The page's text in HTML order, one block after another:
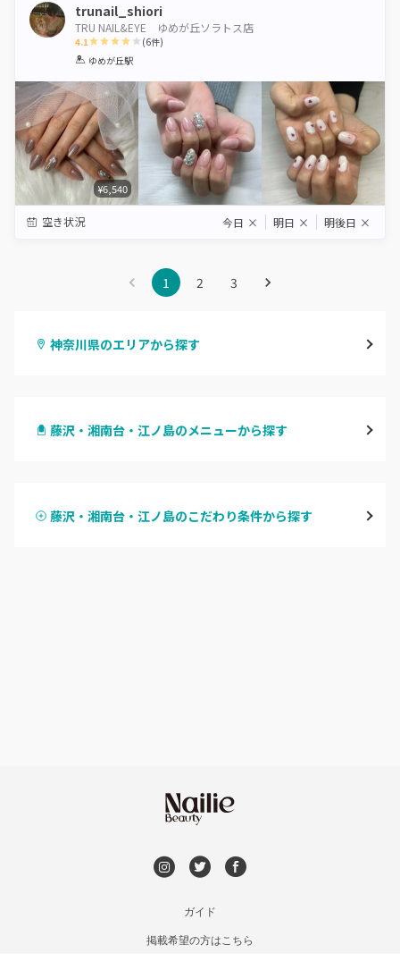
trunail_shiori
TRU NAIL&EYE ゆめが丘ソラトス店
4.1
1 2 3 4 5
(6件)
ゆめが丘駅
¥6,540
空き状況 今日 × 明日 × 明後日 ×
1 2 3
神奈川県のエリアから探す
川崎
桜木町・みなとみらい・関内
藤沢・湘南台・江ノ島のメニューから探す
ハンドスカルプ
藤沢・湘南台・江ノ島のこだわり条件から探す
ガイド
掲載希望の方はこちら